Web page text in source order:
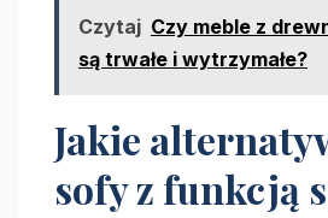
Czytaj Czy meble z
są trwałe i wytrzymałe?
Jakie
sofy z funkcją